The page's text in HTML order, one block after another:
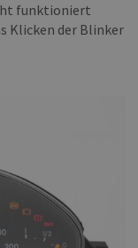
funktioniert
Klicken der Blinker